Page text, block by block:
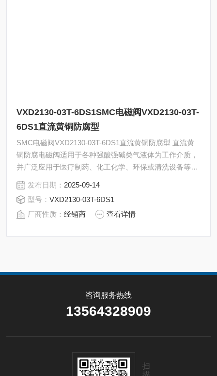
VXD2130-03T-6DS1SMC电磁阀VXD2130-03T-
6DS1直流黄铜防腐型
SMC电磁阀VXD2130-03T-6DS1直流黄铜防腐型 直流黄
铜防腐电磁阀适用于各种强酸强碱类气液体为工作介质，
并广泛应用于医疗制药、化工化学、环保或清洗设备等自
动化控制系统作介质管路的通断。阀体为聚四氟乙烯（塑
料王）制造,膜片采用氟橡胶或聚四氟乙烯,其它零件与液
体介质*隔离。
发布日期： 2025-09-14
型号：VXD2130-03T-6DS1
厂商性质：经销商 查看详情
咨询服务热线
13564328909
扫